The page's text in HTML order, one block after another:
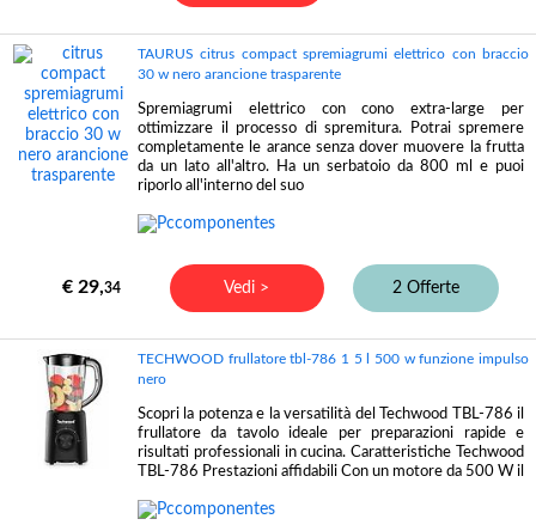
TAURUS citrus compact spremiagrumi elettrico con braccio
30 w nero arancione trasparente
Spremiagrumi elettrico con cono extra-large per
ottimizzare il processo di spremitura. Potrai spremere
completamente le arance senza dover muovere la frutta
da un lato all'altro. Ha un serbatoio da 800 ml e puoi
riporlo all'interno del suo
€ 29,34 Vedi > 2 Offerte
TECHWOOD frullatore tbl-786 1 5 l 500 w funzione impulso
nero
Scopri la potenza e la versatilità del Techwood TBL-786 il
frullatore da tavolo ideale per preparazioni rapide e
risultati professionali in cucina. Caratteristiche Techwood
TBL-786 Prestazioni affidabili Con un motore da 500 W il